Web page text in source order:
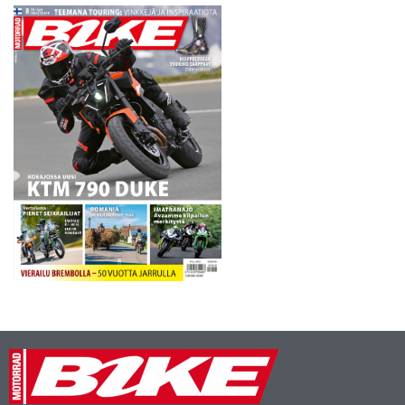
vielä 100-prosenttisessa
kunnossa ja voittaminen
tällä tasolla edellyttää…